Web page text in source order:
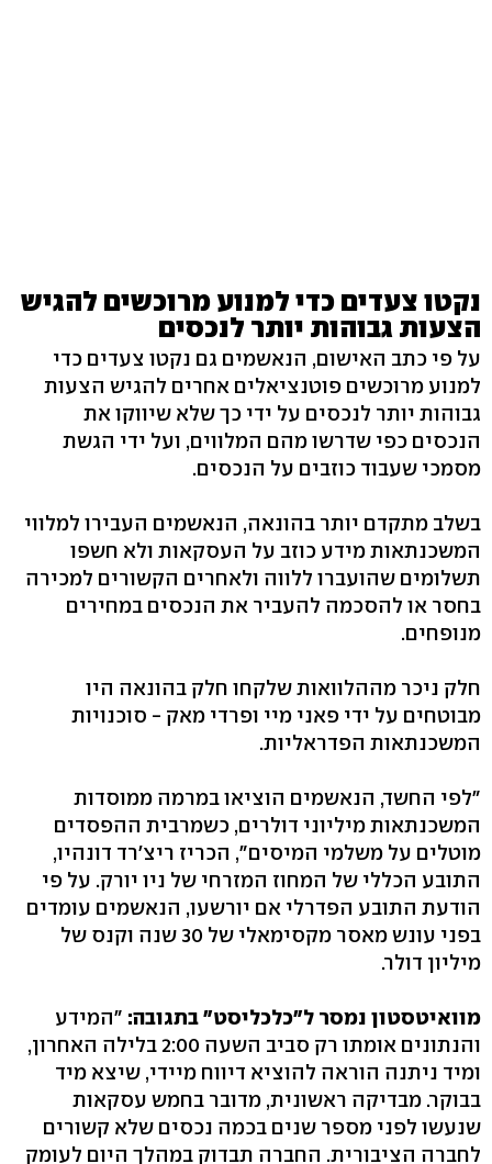
נקטו צעדים כדי למנוע מרוכשים להגיש
הצעות גבוהות יותר לנכסים
על פי כתב האישום, הנאשמים גם נקטו צעדים כדי
למנוע מרוכשים פוטנציאלים אחרים להגיש הצעות
גבוהות יותר לנכסים על ידי כך שלא שיווקו את
הנכסים כפי שדרשו מהם המלווים, ועל ידי הגשת
מסמכי שעבוד כוזבים על הנכסים.
בשלב מתקדם יותר בהונאה, הנאשמים העבירו למלווי
המשכנתאות מידע כוזב על העסקאות ולא חשפו
תשלומים שהועברו ללווה ולאחרים הקשורים למכירה
בחסר או להסכמה להעביר את הנכסים במחירים
מנופחים.
חלק ניכר מההלוואות שלקחו חלק בהונאה היו
מבוטחים על ידי פאני מיי ופרדי מאק - סוכנויות
המשכנתאות הפדראליות.
"לפי החשד, הנאשמים הוציאו במרמה ממוסדות
המשכנתאות מיליוני דולרים, כשמרבית ההפסדים
מוטלים על משלמי המיסים", הכריז ריצ'רד דונהיו,
התובע הכללי של המחוז המזרחי של ניו יורק. על פי
הודעת התובע הפדרלי אם יורשעו, הנאשמים עומדים
בפני עונש מאסר מקסימאלי של 30 שנה וקנס של
מיליון דולר.
מוואיטסטון נמסר ל"כלכליסט" בתגובה: "המידע
והנתונים אומתו רק סביב השעה 2:00 בלילה האחרון,
ומיד ניתנה הוראה להוציא דיווח מיידי, שיצא מיד
בבוקר. מבדיקה ראשונית, מדובר בחמש עסקאות
שנעשו לפני מספר שנים בכמה נכסים שלא קשורים
לחברה הציבורית. החברה תבדוק במהלך היום לעומק